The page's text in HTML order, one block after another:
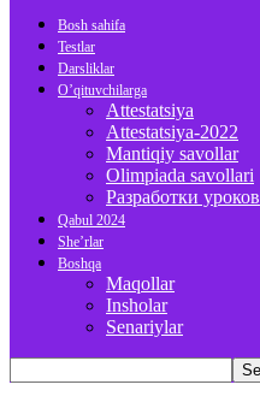
Bosh sahifa
Testlar
Darsliklar
O’qituvchilarga
Attestatsiya
Attestatsiya-2022
Mantiqiy savollar
Olimpiada savollari
Разработки уроков
Qabul 2024
She’rlar
Boshqa
Maqollar
Insholar
Senariylar